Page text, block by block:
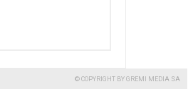
© COPYRIGHT BY GREMI MEDIA SA